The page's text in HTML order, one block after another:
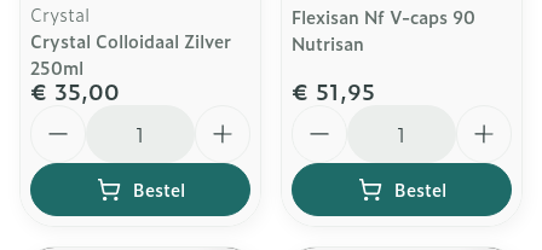
Crystal
Crystal Colloidaal Zilver
250ml
€ 35,00
Bestel
Flexisan Nf V-caps 90
Nutrisan
€ 51,95
Bestel